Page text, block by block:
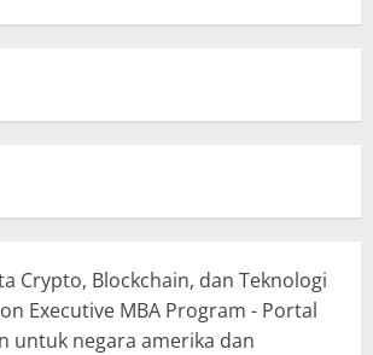
Crypto, Blockchain, dan Teknologi
Executive MBA Program - Portal
untuk negara amerika dan